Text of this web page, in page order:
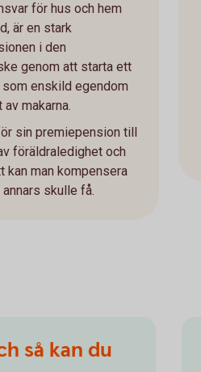
för hus och hem
är en stark
i den
genom att starta ett
enskild egendom
makarna.
sin premiepension till
föräldraledighet och
man kompensera
skulle få.
så kan du